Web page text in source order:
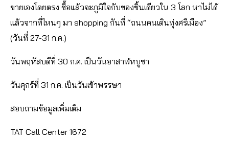
ขายเองโดยตรง ซื้อแล้วจะภูมิใจกับของชิ้นเดียวใน 3 โลก หาไม่ได้
แล้วจากที่ไหนๆ มา shopping กันที่ “ถนนคนเดินทุ่งศรีเมือง”
(วันที่ 27-31 ก.ค.)
วันพฤหัสบดีที่ 30 ก.ค. เป็นวันอาสาฬหบูชา
วันศุกร์ที่ 31 ก.ค. เป็นวันเข้าพรรษา
สอบถามข้อมูลเพิ่มเติม
TAT Call Center 1672